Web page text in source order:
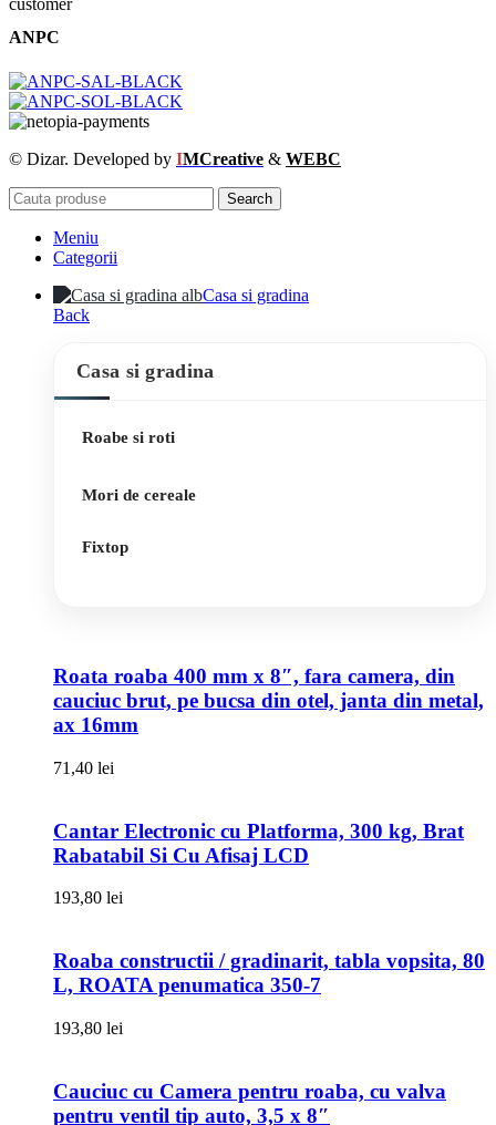
ANPC
© Dizar. Developed by IMCreative & WEBC
Search
Meniu
Categorii
Casa si gradina
Back
Casa si gradina
Roabe si roti
Mori de cereale
Fixtop
Roata roaba 400 mm x 8″, fara camera, din
cauciuc brut, pe bucsa din otel, janta din metal,
ax 16mm
71,40 lei
Cantar Electronic cu Platforma, 300 kg, Brat
Rabatabil Si Cu Afisaj LCD
193,80 lei
Roaba constructii / gradinarit, tabla vopsita, 80
L, ROATA penumatica 350-7
193,80 lei
Cauciuc cu Camera pentru roaba, cu valva
pentru ventil tip auto, 3,5 x 8″